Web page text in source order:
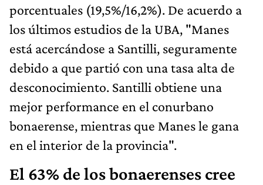
porcentuales (19,5%/16,2%). De acuerdo a
los últimos estudios de la UBA, "Manes
está acercándose a Santilli, seguramente
debido a que partió con una tasa alta de
desconocimiento. Santilli obtiene una
mejor performance en el conurbano
bonaerense, mientras que Manes le gana
en el interior de la provincia".
El 63% de los bonaerenses cree